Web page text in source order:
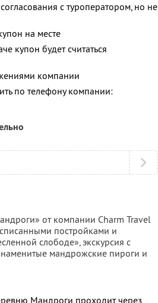
с туроператором, но не
на месте
купон будет считаться
компании
по телефону компании:
от компании Charm Travel
постройками и
слободе», экскурсия с
мандрожские пироги и
Мандроги проходит через